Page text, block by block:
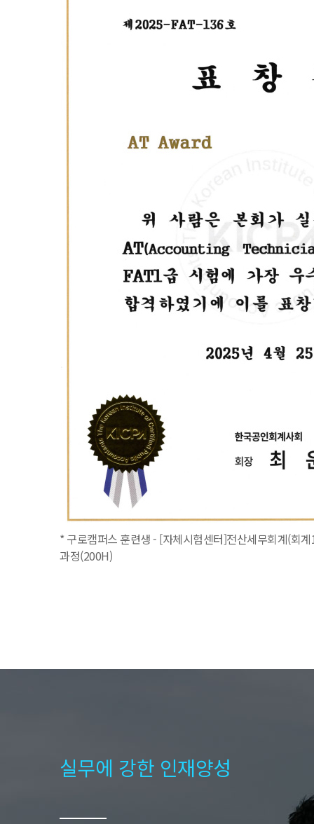
* 구로캠퍼스 훈련생 - [자체시험센터]전산세무회계(회
과정(200H)
실무에 강한 인재양성